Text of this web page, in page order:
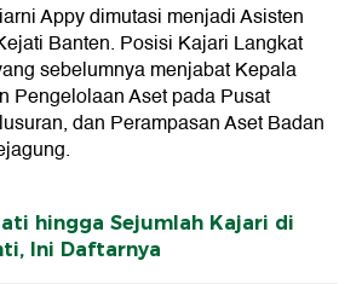
Appy dimutasi menjadi Asisten
Banten. Posisi Kajari Langkat
sebelumnya menjabat Kepala
Pengelolaan Aset pada Pusat
dan Perampasan Aset Badan
hingga Sejumlah Kajari di
Ini Daftarnya